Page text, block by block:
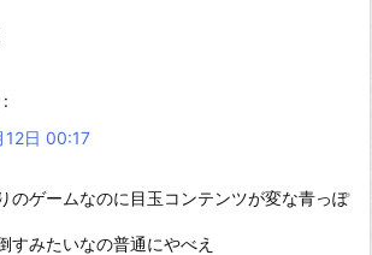
12日 00:17
のゲームなのに目玉コンテンツが変な青っぽ
すみたいなの普通にやべえ